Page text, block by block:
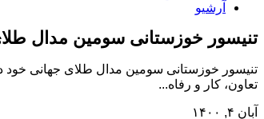
آرشیو
تنیسور خوزستانی سومین مدال
تنیسور خوزستانی سومین مدال طلای جهانی خود
تعاون، کار و رفاه...
آبان ۴, ۱۴۰۰